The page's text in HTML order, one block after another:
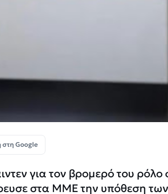
Google
για τον βρομερό του ρόλο
στα ΜΜΕ την υπόθεση των